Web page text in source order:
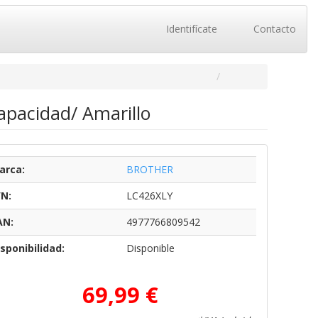
Identifícate Contacto
Amarillo
BROTHER
LC426XLY
4977766809542
Disponible
69,99 €